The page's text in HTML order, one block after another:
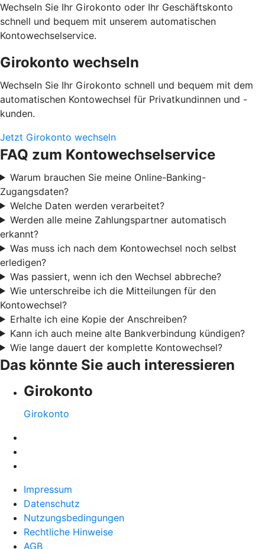
Wechseln Sie Ihr Girokonto oder Ihr Geschäftskonto
schnell und bequem mit unserem automatischen
Kontowechselservice.
Girokonto wechseln
Wechseln Sie Ihr Girokonto schnell und bequem mit dem
automatischen Kontowechsel für Privatkundinnen und -
kunden.
Jetzt Girokonto wechseln
FAQ zum Kontowechselservice
Warum brauchen Sie meine Online-Banking-
Zugangsdaten?
Welche Daten werden verarbeitet?
Werden alle meine Zahlungspartner automatisch
erkannt?
Was muss ich nach dem Kontowechsel noch selbst
erledigen?
Was passiert, wenn ich den Wechsel abbreche?
Wie unterschreibe ich die Mitteilungen für den
Kontowechsel?
Erhalte ich eine Kopie der Anschreiben?
Kann ich auch meine alte Bankverbindung kündigen?
Wie lange dauert der komplette Kontowechsel?
Das könnte Sie auch interessieren
Girokonto
Girokonto
Impressum
Datenschutz
Nutzungsbedingungen
Rechtliche Hinweise
AGB